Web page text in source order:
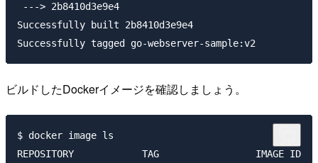
---> 2b8410d3e9e4
Successfully built 2b8410d3e9e4
ビルドしたDockerイメージを確認しましょう。
$ docker image ls
REPOSITORY            TAG                 IMAGE